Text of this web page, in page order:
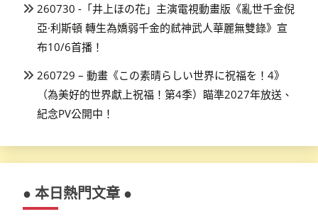
260730 -「井上ほの花」主演電視動畫版《亂世千金倪
亞·利斯頓 轉生為嬌弱千金的弒神武人華麗無雙錄》宣
布10/6首播！
260729 – 動畫《この素晴らしい世界に祝福を！4》
（為美好的世界獻上祝福！第4季）瞄準2027年放送、
紀念PV公開中！
● 本日熱門文章 ●